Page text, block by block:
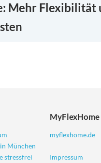
Mehr Flexibilität
München
stressfrei
MyFlexHome
myflexhome.de
Impressum